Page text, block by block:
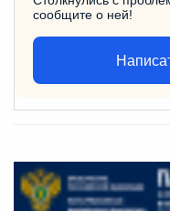
сообщите о ней!